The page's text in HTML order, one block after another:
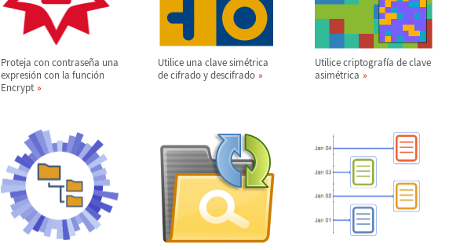
Proteja con contraseña una
expresión con la función
Encrypt
Utilice una clave simétrica
de cifrado y descifrado
Utilice criptografía de clave
asimétrica